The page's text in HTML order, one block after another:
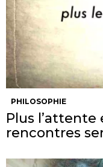
PHILOSOPHIE
Plus l’attente
rencontres